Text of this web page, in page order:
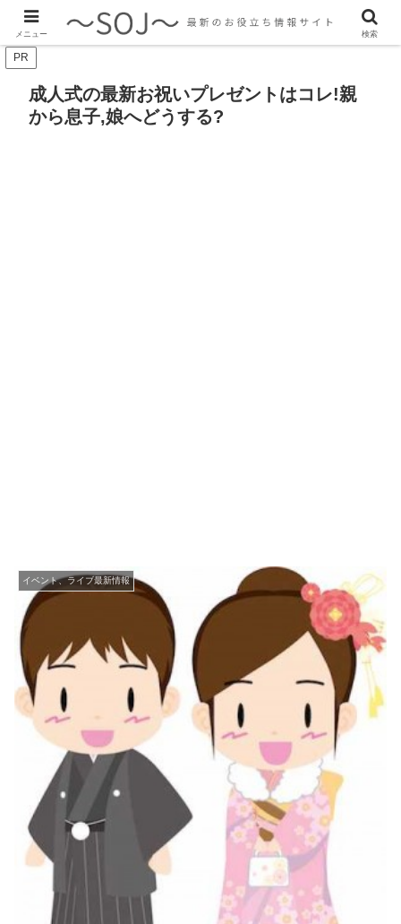
最新のトレンド情報、生活に役立つ情報をご紹介します
PR
成人式の最新お祝いプレゼントはコレ!親
から息子,娘へどうする?
イベント、ライブ最新情報
メニュー 検索